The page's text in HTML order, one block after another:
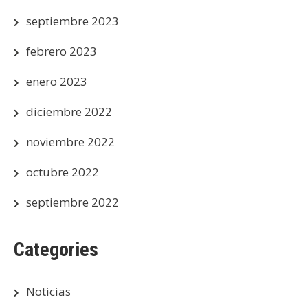
septiembre 2023
febrero 2023
enero 2023
diciembre 2022
noviembre 2022
octubre 2022
septiembre 2022
Categories
Noticias